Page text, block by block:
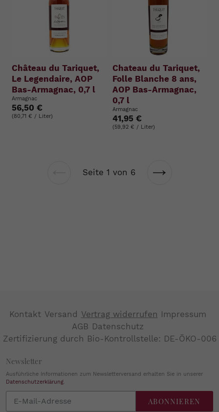
Château du Tariquet,
Le Legendaire, AOP
Bas-Armagnac, 0,7 l
Armagnac
56,50 €
(80,71 € / Liter)
Chateau du Tariquet,
Folle Blanche 8 ans,
AOP Bas-Armagnac,
0,7 l
Armagnac
41,95 €
(59,92 € / Liter)
Vorherige
Seite 1 von 6
Nächste
Kontakt Versand Vertrag widerrufen Impressum
AGB Datenschutz
Zertifizierung durch Bio-Kontrollstelle: DE-ÖKO-006
Newsletter
Ausführliche Informationen zum Newsletterversand erhalten Sie in unserer
Datenschutzerklärung.
Sie
ABONNIEREN